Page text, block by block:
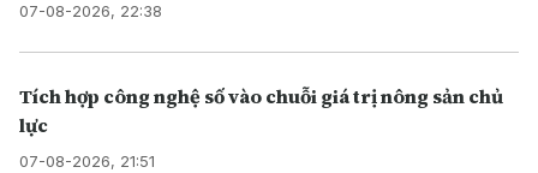
07-08-2026, 22:38
Tích hợp công nghệ số vào chuỗi giá trị nông sản chủ
lực
07-08-2026, 21:51